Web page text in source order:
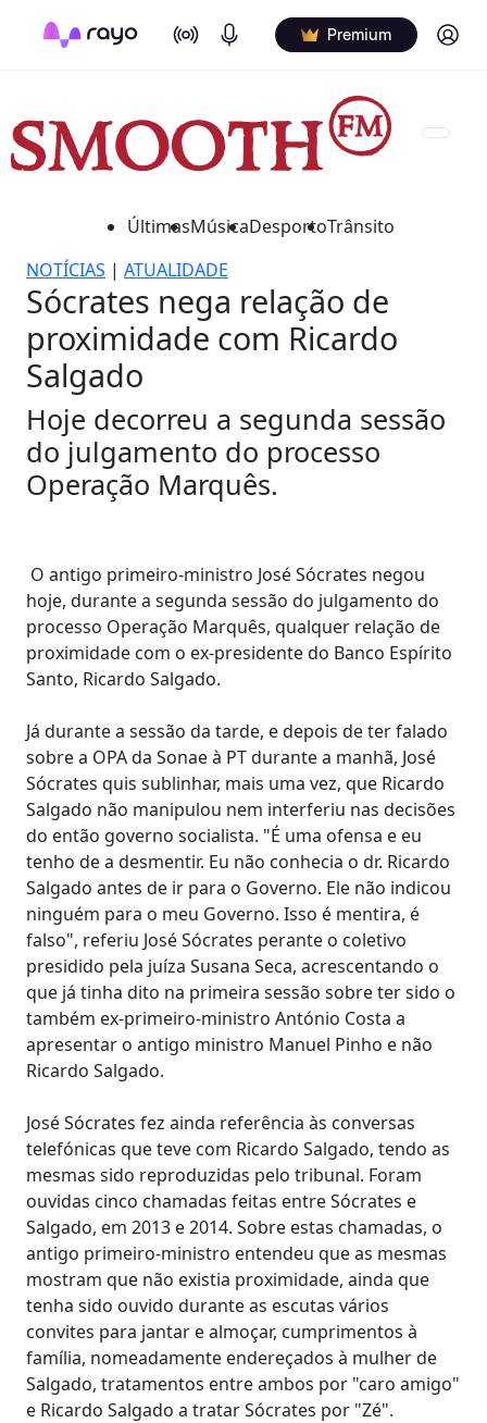
On Air Podcasts Premium Log in
ÚltimasMúsicaDesportoTrânsito
NOTÍCIAS | ATUALIDADE
Sócrates nega relação de
proximidade com Ricardo
Salgado
Hoje decorreu a segunda sessão
do julgamento do processo
Operação Marquês.
O antigo primeiro-ministro José Sócrates negou
hoje, durante a segunda sessão do julgamento do
processo Operação Marquês, qualquer relação de
proximidade com o ex-presidente do Banco Espírito
Santo, Ricardo Salgado.
Já durante a sessão da tarde, e depois de ter falado
sobre a OPA da Sonae à PT durante a manhã, José
Sócrates quis sublinhar, mais uma vez, que Ricardo
Salgado não manipulou nem interferiu nas decisões
do então governo socialista. "É uma ofensa e eu
tenho de a desmentir. Eu não conhecia o dr. Ricardo
Salgado antes de ir para o Governo. Ele não indicou
ninguém para o meu Governo. Isso é mentira, é
falso", referiu José Sócrates perante o coletivo
presidido pela juíza Susana Seca, acrescentando o
que já tinha dito na primeira sessão sobre ter sido o
também ex-primeiro-ministro António Costa a
apresentar o antigo ministro Manuel Pinho e não
Ricardo Salgado.
José Sócrates fez ainda referência às conversas
telefónicas que teve com Ricardo Salgado, tendo as
mesmas sido reproduzidas pelo tribunal. Foram
ouvidas cinco chamadas feitas entre Sócrates e
Salgado, em 2013 e 2014. Sobre estas chamadas, o
antigo primeiro-ministro entendeu que as mesmas
mostram que não existia proximidade, ainda que
tenha sido ouvido durante as escutas vários
convites para jantar e almoçar, cumprimentos à
família, nomeadamente endereçados à mulher de
Salgado, tratamentos entre ambos por "caro amigo"
e Ricardo Salgado a tratar Sócrates por "Zé".